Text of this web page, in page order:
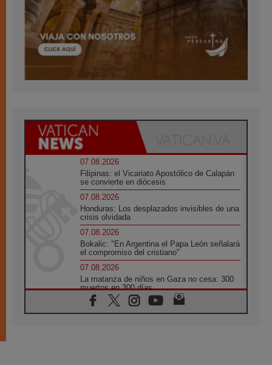
07.08.2026
Filipinas: el Vicariato Apostólico de Calapán
se convierte en diócesis
07.08.2026
Honduras: Los desplazados invisibles de una
crisis olvidada
07.08.2026
Bokalic: "En Argentina el Papa León señalará
el compromiso del cristiano"
07.08.2026
La matanza de niños en Gaza no cesa: 300
muertos en 300 días
07.08.2026
Tagle: La guerra desfigura el mundo, solo la